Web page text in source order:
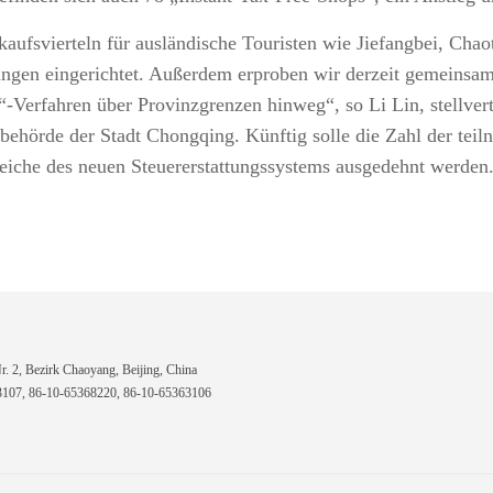
für ausländische Touristen wie Jiefangbei,
eingerichtet. Außerdem erproben wir derzeit
Verfahren über Provinzgrenzen hinweg“, so Li Lin,
der Stadt Chongqing. Künftig solle die Zahl der
des neuen Steuererstattungssystems ausgedehnt werden.
2, Bezirk Chaoyang, Beijing, China
86-10-65368220, 86-10-65363106